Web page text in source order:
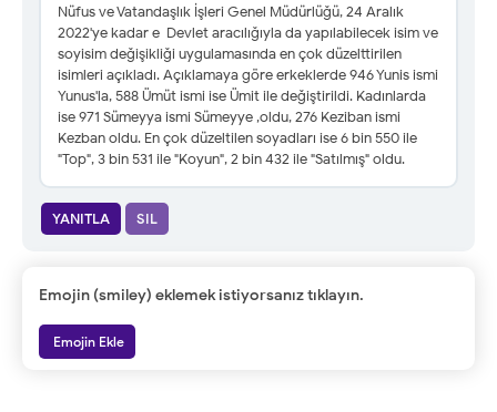
Nüfus ve Vatandaşlık İşleri Genel Müdürlüğü, 24 Aralık
2022'ye kadar e-Devlet aracılığıyla da yapılabilecek isim ve
soyisim değişikliği uygulamasında en çok düzelttirilen
isimleri açıkladı. Açıklamaya göre erkeklerde 946 Yunis ismi
Yunus'la, 588 Ümüt ismi ise Ümit ile değiştirildi. Kadınlarda
ise 971 Sümeyya ismi Sümeyye ,oldu, 276 Keziban ismi
Kezban oldu. En çok düzeltilen soyadları ise 6 bin 550 ile
"Top", 3 bin 531 ile "Koyun", 2 bin 432 ile "Satılmış" oldu.
YANITLA SIL
Emojin (smiley) eklemek istiyorsanız tıklayın.
Emojin Ekle